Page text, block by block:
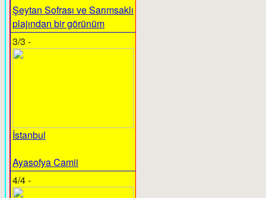
Şeytan Sofrası ve Sarımsaklı
plajından bir görünüm
3/3 -
İstanbul
Ayasofya Camii
4/4 -